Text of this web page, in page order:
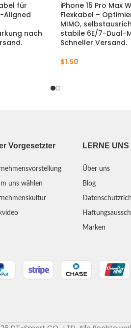
für
Aligned
nach
iPhone 15 Pro Max
Flexkabel –
MIMO,
stabile 6E/7-Dual-
Schneller Versand.
$1.50
Vorgesetzter
uns wählen
LERNE UNS
Über uns
Blog
Marken